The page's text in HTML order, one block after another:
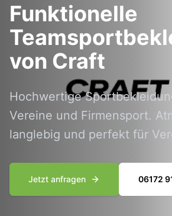
Funktionelle
von Craft
Hochwertige
Vereine und Firmensport.
langlebig und perfekt für
Jetzt anfragen 06172